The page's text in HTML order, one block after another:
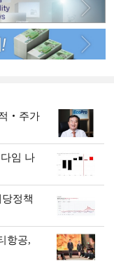
적‧주가
임 나
정책
항공,